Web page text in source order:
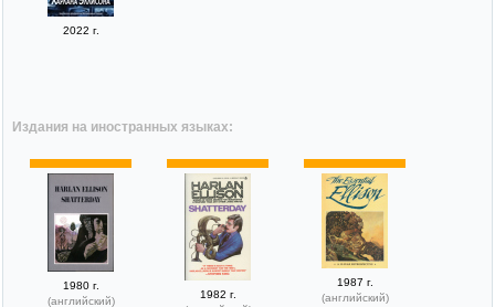
2022 г.
Издания на иностранных языках:
1980 г.
(английский)
1982 г.
1987 г.
(английский)